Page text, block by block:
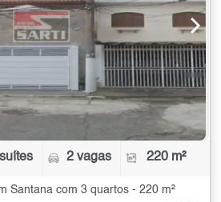
2 vagas 220 m²
Santana com 3 quartos - 220 m²